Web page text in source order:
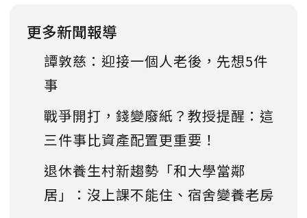
更多新聞報導
譚敦慈：迎接一個人老後，先想5件
事
戰爭開打，錢變廢紙？教授提醒：這
三件事比資產配置更重要！
退休養生村新趨勢「和大學當鄰
居」：沒上課不能住、宿舍變養老房